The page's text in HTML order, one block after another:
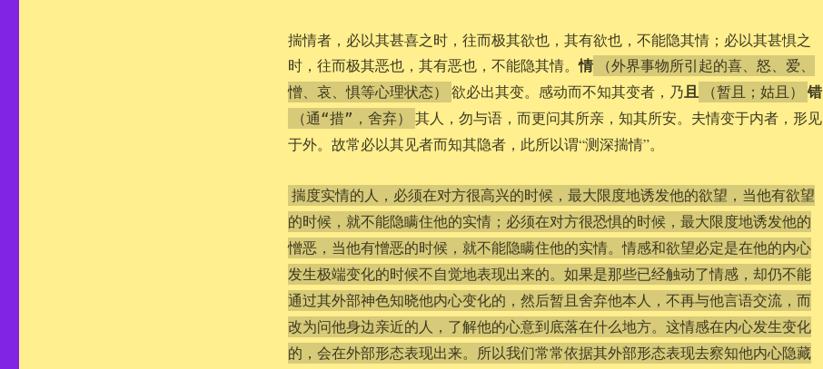
揣情者，必以其甚喜之时，往而极其欲也，其有欲也，不能隐其情；必以其甚惧之
时，往而极其恶也，其有恶也，不能隐其情。情
（外界事物所引起的喜、怒、爱、
憎、哀、惧等心理状态）
欲必出其变。感动而不知其变者，乃且 （暂且；姑且） 错
（通“措”，舍弃）
其人，勿与语，而更问其所亲，知其所安。夫情变于内者，形见
于外。故常必以其见者而知其隐者，此所以谓“测深揣情”。
揣度实情的人，必须在对方很高兴的时候，最大限度地诱发他的欲望，当他有欲望
的时候，就不能隐瞒住他的实情；必须在对方很恐惧的时候，最大限度地诱发他的
憎恶，当他有憎恶的时候，就不能隐瞒住他的实情。情感和欲望必定是在他的内心
发生极端变化的时候不自觉地表现出来的。如果是那些已经触动了情感，却仍不能
通过其外部神色知晓他内心变化的，然后暂且舍弃他本人，不再与他言语交流，而
改为问他身边亲近的人，了解他的心意到底落在什么地方。这情感在内心发生变化
的，会在外部形态表现出来。所以我们常常依据其外部形态表现去察知他内心隐藏